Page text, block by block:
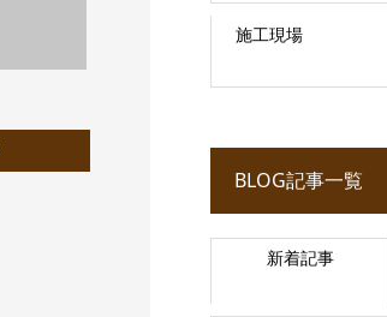
施工現場
BLOG記事一覧
新着記事